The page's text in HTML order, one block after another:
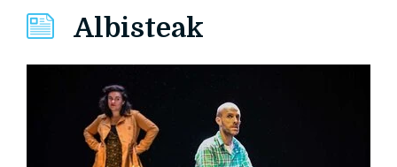
Albisteak